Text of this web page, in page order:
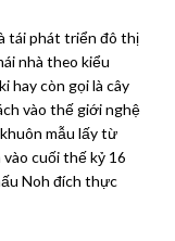
tái phát triển đô thị
nhà theo kiểu
hay còn gọi là cây
vào thế giới nghệ
mẫu lấy từ
cuối thế kỷ 16
Noh đích thực